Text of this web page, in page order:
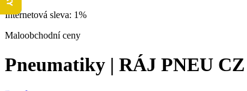
Internetová sleva: 1%
Maloobchodní ceny
Pneumatiky | RÁJ PNEU CZ